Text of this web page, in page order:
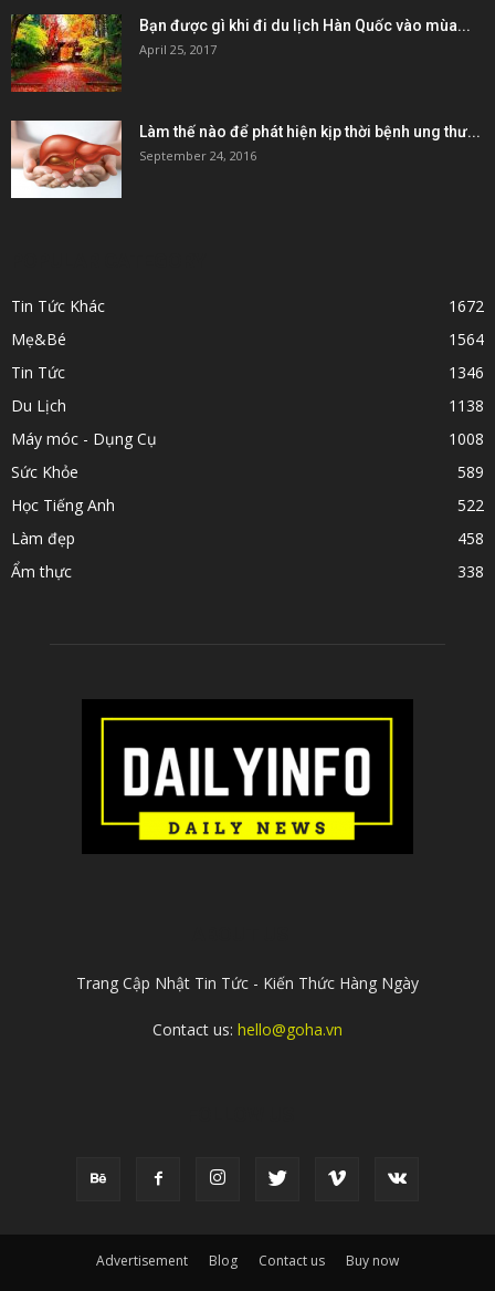
Bạn được gì khi đi du lịch Hàn Quốc vào mùa...
April 25, 2017
Làm thế nào để phát hiện kịp thời bệnh ung thư...
September 24, 2016
Tin Tức Khác
1672
Mẹ&Bé
1564
Tin Tức
1346
Du Lịch
1138
Máy móc - Dụng Cụ
1008
Sức Khỏe
589
Học Tiếng Anh
522
Làm đẹp
458
Ẩm thực
338
Trang Cập Nhật Tin Tức - Kiến Thức Hàng Ngày
Contact us: hello@goha.vn
Advertisement Blog Contact us Buy now